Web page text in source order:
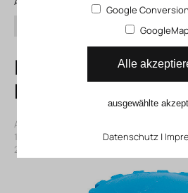
LRB-D-7-O-MIDI
Druckregelventil
Artikelnummer: 14197538
197538
ECLASS-Code (9.0)27293101 |
27293101
Google
Alle
ausgewählte
Datenschutz |